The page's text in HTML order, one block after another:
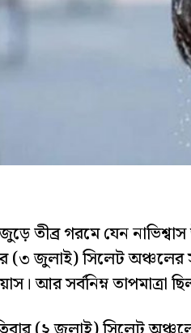
তীব্র গরমে যেন
(৩ জুলাই) সিলেট অঞ্চলের
আর সর্বনিম্ন তাপমাত্রা